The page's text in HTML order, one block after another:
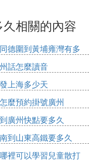
家的。服務比較
，申通 圓通 中通
概在3-5天左右的
州從化 需要
。
相關的內容
德圍到黃埔雍灣有多
話怎麼讀音
上海多少天
麼預約掛號廣州
廣州快點要多久
到山東高鐵要多久
裡可以學習兒童散打